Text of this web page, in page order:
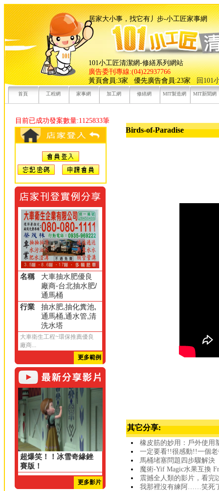
居家大小事，找它有丿步-小工
101小工匠清潔網-修繕系列網站
廣告委刊專線:(04)22937766
黃頁會員:3家 優先廣告會員:23家回101
首頁 工程網 家事網 加工網 修繕網 MIT製造網 MIT新聞網
目前已成功發案數量:1125833筆
名稱
大車抽水肥優良
廠商-台北抽水肥/
通馬桶
行業
抽水肥,抽化糞池,
通馬桶,通水管,清
洗水塔
大車衛生工程~環保推薦優良
廠商...
更多範例
超爆笑！！冰雪奇緣銼
賽版！
更多影片
Birds-of-Paradise
其它分享:
橡皮筋的妙用：戶外使用
一定要看!!很感動!!一個
馬桶堵塞問題四步驟解決
魔術-Yif Magic水果互換
震撼全人類的影片，看完
我那裡沒有練阿……笑死